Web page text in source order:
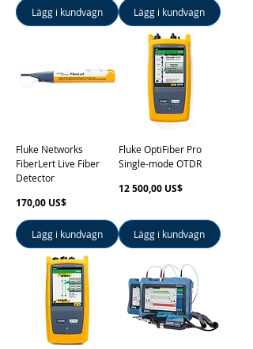
Lägg i kundvagn Lägg i kundvagn
Fluke Networks
FiberLert Live Fiber
Detector
Pris
170,00 US$
Lägg i kundvagn
Fluke OptiFiber Pro
Single-mode OTDR
Pris
12 500,00 US$
Lägg i kundvagn